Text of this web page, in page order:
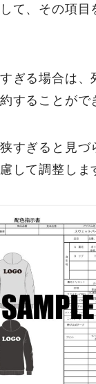
て、その項目
ぎる場合は、
することがで
すぎると見づ
して調整しま